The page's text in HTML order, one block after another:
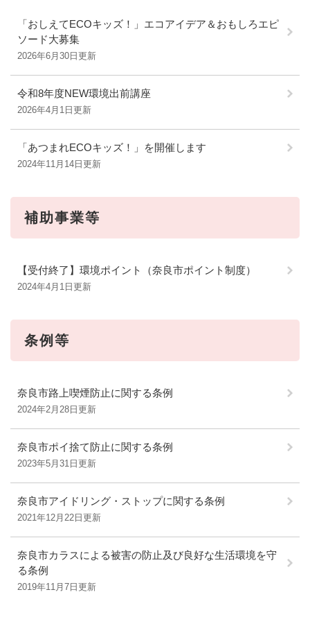
「おしえてECOキッズ！」エコアイデア＆おもしろエピ
ソード大募集
2026年6月30日更新
令和8年度NEW環境出前講座
2026年4月1日更新
「あつまれECOキッズ！」を開催します
2024年11月14日更新
補助事業等
【受付終了】環境ポイント（奈良市ポイント制度）
2024年4月1日更新
条例等
奈良市路上喫煙防止に関する条例
2024年2月28日更新
奈良市ポイ捨て防止に関する条例
2023年5月31日更新
奈良市アイドリング・ストップに関する条例
2021年12月22日更新
奈良市カラスによる被害の防止及び良好な生活環境を守
る条例
2019年11月7日更新